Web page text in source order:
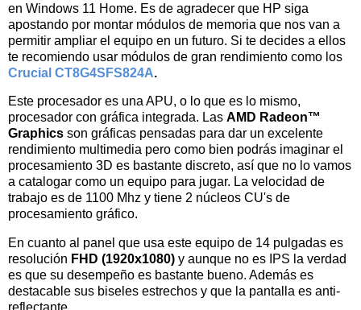
en Windows 11 Home. Es de agradecer que HP siga
apostando por montar módulos de memoria que nos van a
permitir ampliar el equipo en un futuro. Si te decides a ellos
te recomiendo usar módulos de gran rendimiento como los
Crucial CT8G4SFS824A.
Este procesador es una APU, o lo que es lo mismo,
procesador con gráfica integrada. Las AMD Radeon™
Graphics son gráficas pensadas para dar un excelente
rendimiento multimedia pero como bien podrás imaginar el
procesamiento 3D es bastante discreto, así que no lo vamos
a catalogar como un equipo para jugar. La velocidad de
trabajo es de 1100 Mhz y tiene 2 núcleos CU's de
procesamiento gráfico.
En cuanto al panel que usa este equipo de 14 pulgadas es
resolución FHD (1920x1080) y aunque no es IPS la verdad
es que su desempeño es bastante bueno. Además es
destacable sus biseles estrechos y que la pantalla es anti-